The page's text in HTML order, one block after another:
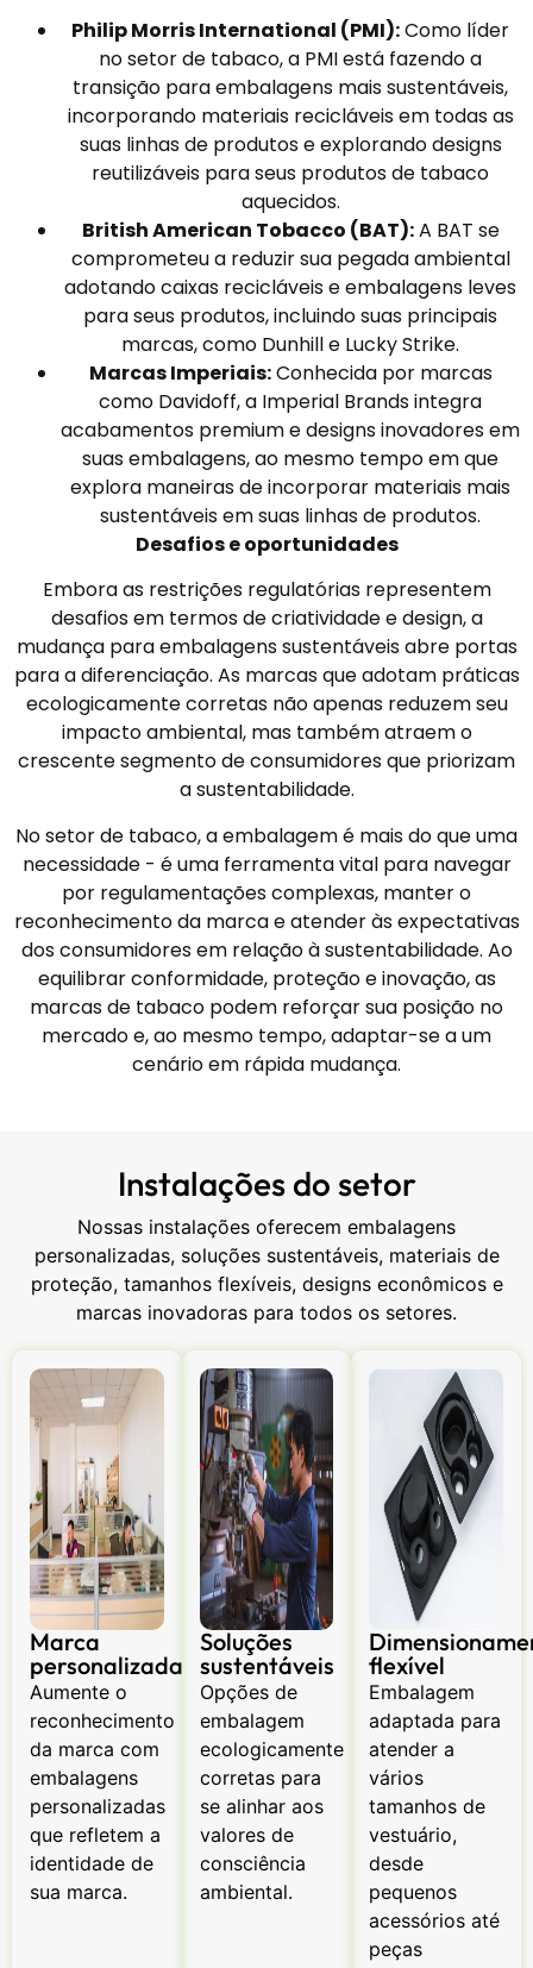
Philip Morris International (PMI):Como líder
no setor de tabaco, a PMI está fazendo a
transição para embalagens mais sustentáveis,
incorporando materiais recicláveis em todas as
suas linhas de produtos e explorando designs
reutilizáveis para seus produtos de tabaco
aquecidos.
British American Tobacco (BAT):A BAT se
comprometeu a reduzir sua pegada ambiental
adotando caixas recicláveis e embalagens leves
para seus produtos, incluindo suas principais
marcas, como Dunhill e Lucky Strike.
Marcas Imperiais:Conhecida por marcas
como Davidoff, a Imperial Brands integra
acabamentos premium e designs inovadores em
suas embalagens, ao mesmo tempo em que
explora maneiras de incorporar materiais mais
sustentáveis em suas linhas de produtos.
Desafios e oportunidades
Embora as restrições regulatórias representem
desafios em termos de criatividade e design, a
mudança para embalagens sustentáveis abre portas
para a diferenciação. As marcas que adotam práticas
ecologicamente corretas não apenas reduzem seu
impacto ambiental, mas também atraem o
crescente segmento de consumidores que priorizam
a sustentabilidade.
No setor de tabaco, a embalagem é mais do que uma
necessidade - é uma ferramenta vital para navegar
por regulamentações complexas, manter o
reconhecimento da marca e atender às expectativas
dos consumidores em relação à sustentabilidade. Ao
equilibrar conformidade, proteção e inovação, as
marcas de tabaco podem reforçar sua posição no
mercado e, ao mesmo tempo, adaptar-se a um
cenário em rápida mudança.
Instalações do setor
Nossas instalações oferecem embalagens
personalizadas, soluções sustentáveis, materiais de
proteção, tamanhos flexíveis, designs econômicos e
marcas inovadoras para todos os setores.
Marca
personalizada
Aumente o
reconhecimento
da marca com
embalagens
personalizadas
que refletem a
identidade de
sua marca.
Soluções
sustentáveis
Opções de
embalagem
ecologicamente
corretas para
se alinhar aos
valores de
consciência
ambiental.
flexível
Embalagem
adaptada para
atender a
vários
tamanhos de
vestuário,
desde
pequenos
acessórios até
peças